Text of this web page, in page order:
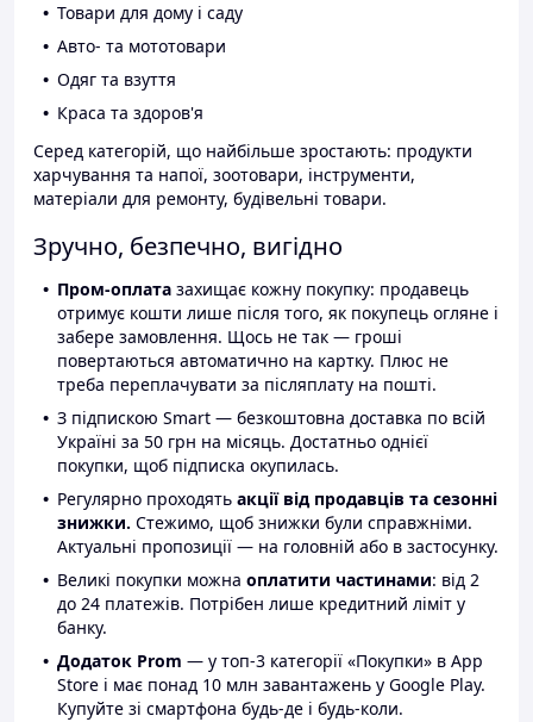
Товари для дому і саду
Авто- та мототовари
Одяг та взуття
Краса та здоров'я
Серед категорій, що найбільше зростають: продукти
харчування та напої, зоотовари, інструменти,
матеріали для ремонту, будівельні товари.
Зручно, безпечно, вигідно
Пром-оплата захищає кожну покупку: продавець
отримує кошти лише після того, як покупець огляне і
забере замовлення. Щось не так — гроші
повертаються автоматично на картку. Плюс не
треба переплачувати за післяплату на пошті.
З підпискою Smart — безкоштовна доставка по всій
Україні за 50 грн на місяць. Достатньо однієї
покупки, щоб підписка окупилась.
Регулярно проходять акції від продавців та сезонні
знижки. Стежимо, щоб знижки були справжніми.
Актуальні пропозиції — на головній або в застосунку.
Великі покупки можна оплатити частинами: від 2
до 24 платежів. Потрібен лише кредитний ліміт у
банку.
Додаток Prom — у топ-3 категорії «Покупки» в App
Store і має понад 10 млн завантажень у Google Play.
Купуйте зі смартфона будь-де і будь-коли.